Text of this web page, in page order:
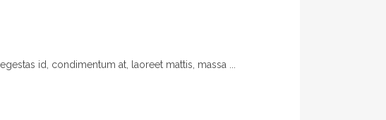
id, condimentum at, laoreet mattis, massa ...